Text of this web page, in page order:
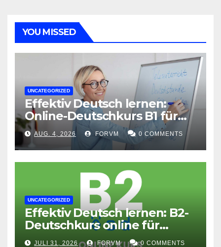
YOU MISSED
UNCATEGORIZED
Effektiv Deutsch lernen:
Online-Deutschkurs B1 für
flexible Lernerfolge
AUG. 4, 2026 FORVM 0 COMMENTS
UNCATEGORIZED
Effektiv Deutsch lernen: B2-
Deutschkurs online für
Fortgeschrittene
JULI 31, 2026 FORVM 0 COMMENTS